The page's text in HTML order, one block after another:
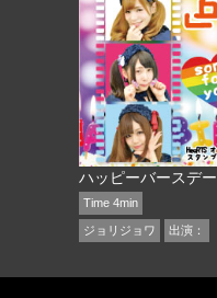
ハッピーバースデー
Time 4min
ジョリジョワ 出演：